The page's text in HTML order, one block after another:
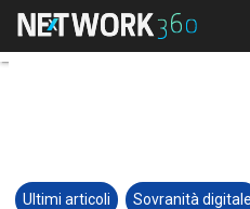
Ultimi articoli Sovranità digitale